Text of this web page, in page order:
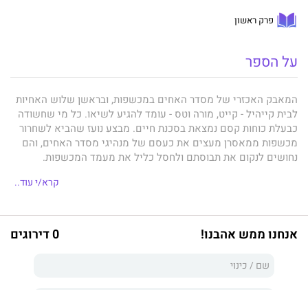
פרק ראשון
על הספר
המאבק האכזרי של מסדר האחים במכשפות, ובראשן שלוש האחיות
לבית קייהיל - קייט, מורה וטס - עומד להגיע לשיאו. כל מי שחשודה
כבעלת כוחות קסם נמצאת בסכנת חיים. מבצע נועז שהביא לשחרור
מכשפות ממאסרן מעצים את כעסם של מנהיגי מסדר האחים, והם
נחושים לנקום את תבוסתם ולחסל כליל את מעמד המכשפות.
מנהיגת המכשפות מתה במהלך המבצע ואת מקומה על כס המנהיגות
חושדת גם באחותה, מורה, שבגדה בה במהלך המבצע בלי הנד עפעף
פין היה מקור האנרגיה של קייט ובלעדיו היא אינה יודעת מנין תשאב
קרא/י עוד..
אנחנו ממש אהבנו! 0 דירוגים